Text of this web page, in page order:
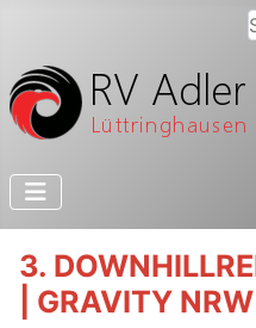
3.
| GRAVITY